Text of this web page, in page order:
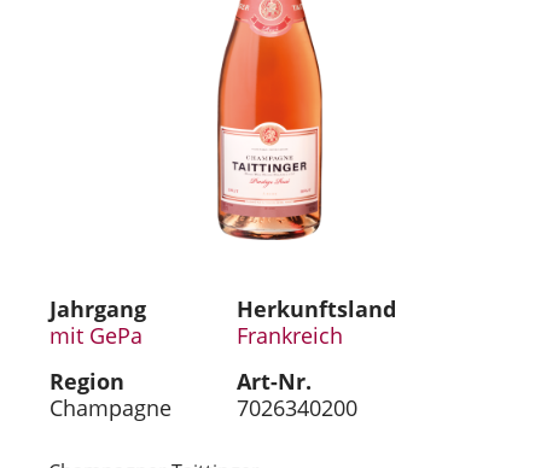
Jahrgang
mit GePa
Herkunftsland
Frankreich
Region
Champagne
Art-Nr.
7026340200